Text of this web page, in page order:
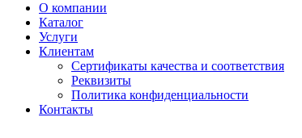
О компании
Каталог
Услуги
Клиентам
Сертификаты качества и соответствия
Реквизиты
Политика конфиден­циальности
Контакты